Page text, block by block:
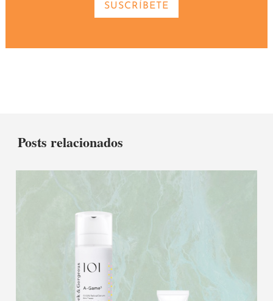
SUSCRÍBETE
Posts relacionados